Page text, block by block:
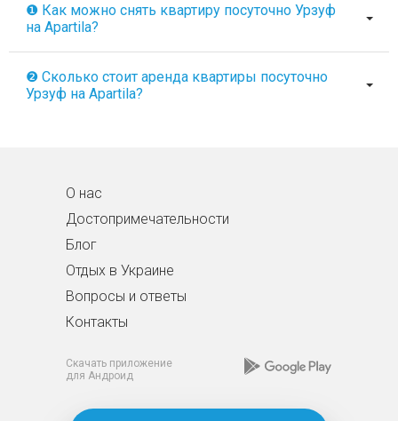
❶ Как можно снять квартиру посуточно Урзуф
на Apartila?
❷ Сколько стоит аренда квартиры посуточно
Урзуф на Apartila?
О нас
Достопримечательности
Блог
Отдых в Украине
Вопросы и ответы
Контакты
Скачать приложение
для Андроид